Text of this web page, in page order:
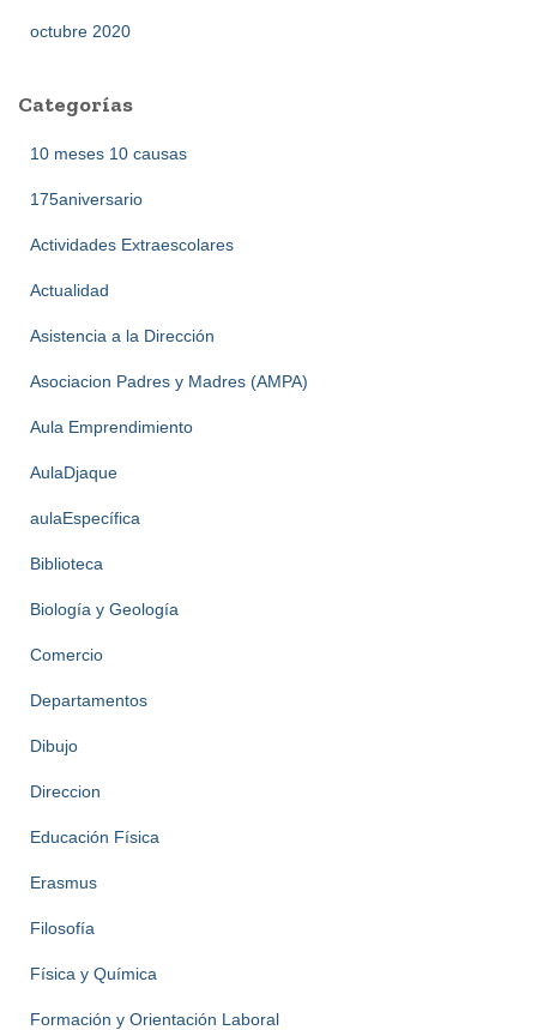
octubre 2020
Categorías
10 meses 10 causas
175aniversario
Actividades Extraescolares
Actualidad
Asistencia a la Dirección
Asociacion Padres y Madres (AMPA)
Aula Emprendimiento
AulaDjaque
aulaEspecífica
Biblioteca
Biología y Geología
Comercio
Departamentos
Dibujo
Direccion
Educación Física
Erasmus
Filosofía
Física y Química
Formación y Orientación Laboral